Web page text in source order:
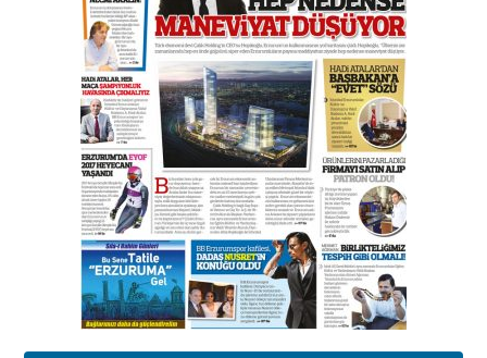
BİR BÖLÜM DEĞİL, BİR ÖMÜR
SEÇİYORSUNUZ… “NEDEN
ATATÜRK ÜNİVERSİTESİ?”
28 Temmuz 2026 Salı
Ahmet Gökhan YAZICI
Ahmed Yesevi’den bir Alperen…
”Reisimiz” idi… Hakka yürüdü.!
26 Mart 2026 Perşembe
Cem Bakırcı
Ardında bıraktığı hatıralarıyla
gönül adamı Faruk Terzioğlu!
13 Mayıs 2026 Çarşamba
Esat BİNDESEN
Başkan Sekmen’den Erzurum’a